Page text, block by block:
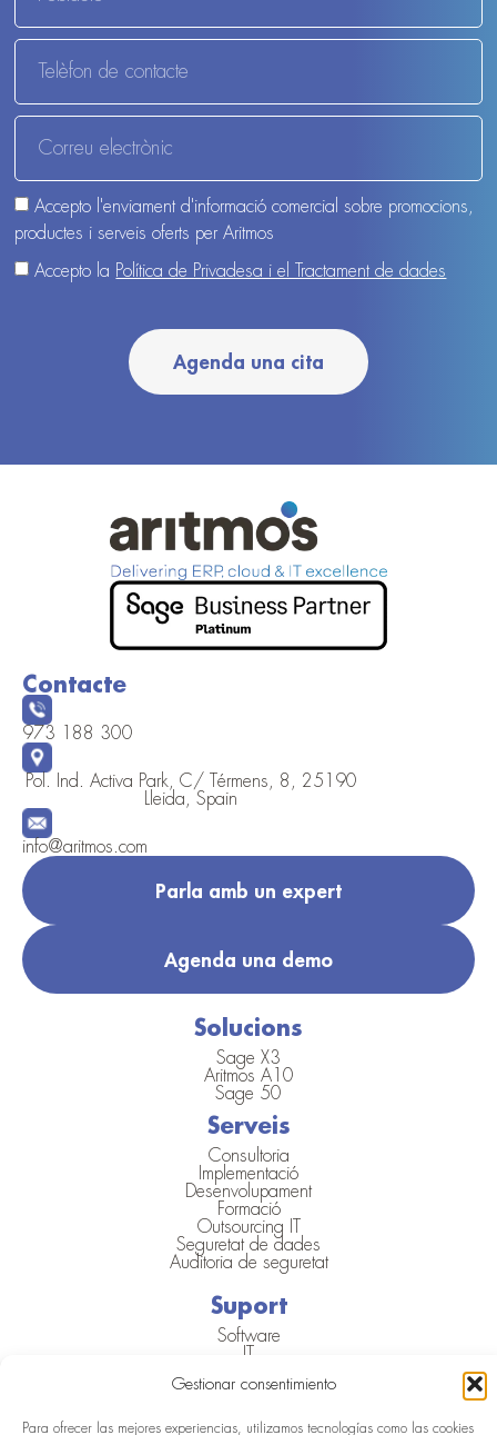
Gestionar consentimiento
Para ofrecer las mejores experiencias, utilizamos tecnologías como las cookies
Accepto l'enviament d'informació comercial sobre promocions,
productes i serveis oferts per Aritmos
Accepto la Política de Privadesa i el Tractament de dades
Agenda una cita
Contacte
973 188 300
Pol. Ind. Activa Park, C/ Térmens, 8, 25190
Lleida, Spain
info@aritmos.com
Parla amb un expert
Agenda una demo
Solucions
Sage X3
Aritmos A10
Sage 50
Serveis
Consultoria
Implementació
Desenvolupament
Formació
Outsourcing IT
Seguretat de dades
Auditoria de seguretat
Suport
Software
IT
Recursos
Blog